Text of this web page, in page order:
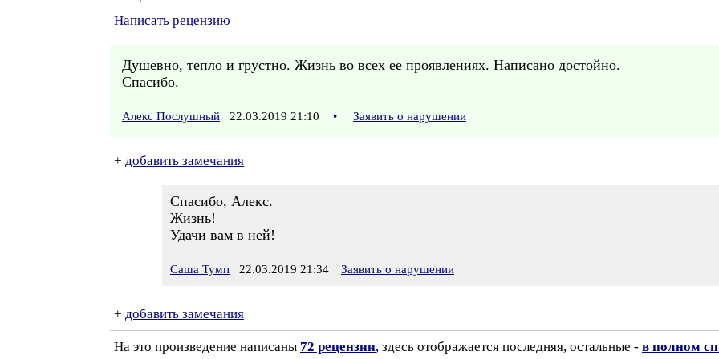
Написать рецензию
Душевно, тепло и грустно. Жизнь во всех ее проявлениях. Написано достойно.
Спасибо.
Алекс Послушный 22.03.2019 21:10 • Заявить о нарушении
+ добавить замечания
Спасибо, Алекс.
Жизнь!
Удачи вам в ней!
Саша Тумп 22.03.2019 21:34 Заявить о нарушении
+ добавить замечания
На это произведение написаны 72 рецензии, здесь отображается последняя, остальные - в полном